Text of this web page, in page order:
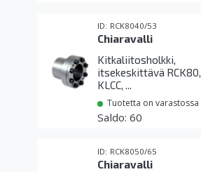
RCK8040/53
Chiaravalli
Kitkaliitosholkki,
itsekeskittävä RCK80,
KLCC, ...
Tuotetta on varastossa
60
RCK8050/65
Chiaravalli